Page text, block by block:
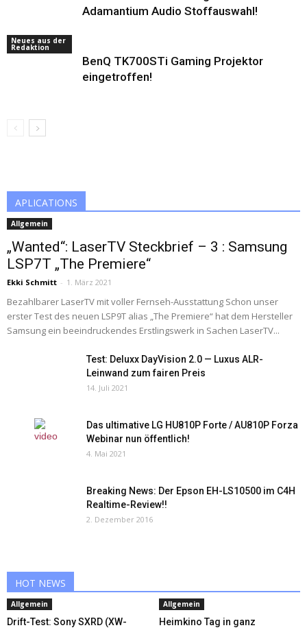
Adamantium Audio Stoffauswahl!
Neues aus der
Redaktion
BenQ TK700STi Gaming Projektor
eingetroffen!
APLICATIONS
Allgemein
„Wanted“: LaserTV Steckbrief – 3 : Samsung
LSP7T „The Premiere“
Ekki Schmitt - 1. März 2021
Bezahlbarer LaserTV mit voller Fernseh-Ausstattung Schon unser
erster Test des neuen LSP9T alias „The Premiere“ hat dem Hersteller
Samsung ein beeindruckendes Erstlingswerk in Sachen LaserTV...
Test: Deluxx DayVision 2.0 — Luxus ALR-
Leinwand zum fairen Preis
14. Juli 2021
Das ultimative LG HU810P Forte / AU810P Forza
Webinar nun öffentlich!
4. Mai 2021
Breaking News: Der Epson EH-LS10500 im C4H
Realtime-Review!!
2. Dezember 2016
HOT NEWS
Allgemein
Drift-Test: Sony SXRD (XW-
Allgemein
Heimkino Tag in ganz